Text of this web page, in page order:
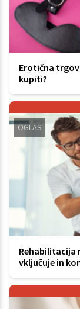
Erotična
kupiti?
OGLAS
Rehabilitacija
vključuje in